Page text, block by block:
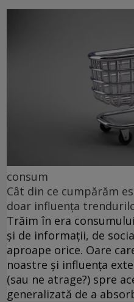
consum
Cât din ce cumpărăm
doar influența
Trăim în era
și de informații, de
aproape orice. Oare
noastre și influența
(sau ne atrage?) spre
generalizată de a